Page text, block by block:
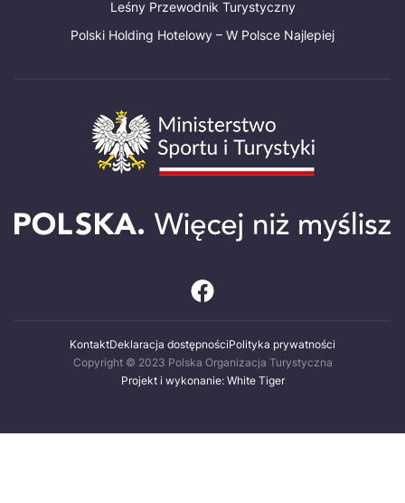
Leśny Przewodnik Turystyczny
Polski Holding Hotelowy – W Polsce Najlepiej
KontaktDeklaracja dostępnościPolityka prywatności
Copyright © 2023 Polska Organizacja Turystyczna
Projekt i wykonanie: White Tiger